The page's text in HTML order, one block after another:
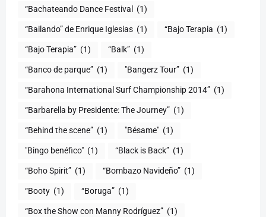
“Bachateando Dance Festival (1)
“Bailando” de Enrique Iglesias (1) “Bajo Terapia (1)
“Bajo Terapia” (1) “Balk” (1)
“Banco de parque” (1) "Bangerz Tour” (1)
“Barahona International Surf Championship 2014” (1)
“Barbarella by Presidente: The Journey” (1)
“Behind the scene” (1) "Bésame" (1)
"Bingo benéfico" (1) “Black is Back” (1)
“Boho Spirit” (1) “Bombazo Navideño” (1)
“Booty (1) “Boruga” (1)
“Box the Show con Manny Rodríguez” (1)